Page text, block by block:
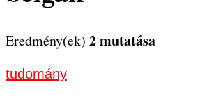
Eredmény(ek) 2 mutatása
tudomány